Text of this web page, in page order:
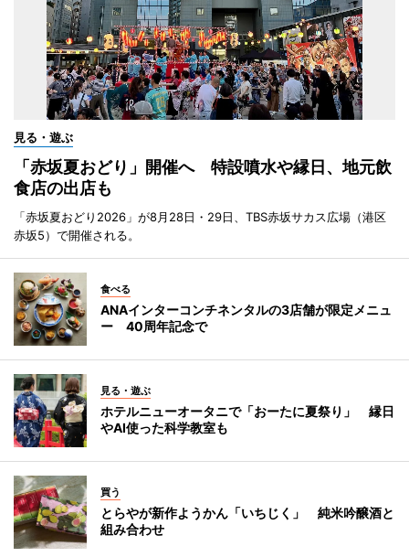
見る・遊ぶ
「赤坂夏おどり」開催へ 特設噴水や縁日、地元飲
食店の出店も
「赤坂夏おどり2026」が8月28日・29日、TBS赤坂サカス広場（港区
赤坂5）で開催される。
食べる
ANAインターコンチネンタルの3店舗が限定メニュ
ー 40周年記念で
見る・遊ぶ
ホテルニューオータニで「おーたに夏祭り」 縁日
やAI使った科学教室も
買う
とらやが新作ようかん「いちじく」 純米吟醸酒と
組み合わせ